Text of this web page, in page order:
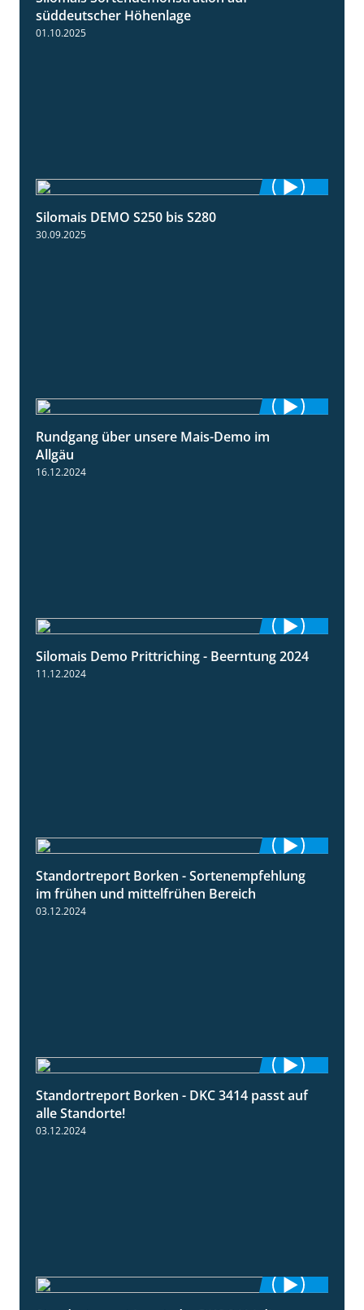
süddeutscher Höhenlage
01.10.2025
Silomais DEMO S250 bis S280
30.09.2025
Rundgang über unsere Mais-Demo im
Allgäu
16.12.2024
12:28
Silomais Demo Prittriching - Beerntung 2024
11.12.2024
7:53
Standortreport Borken - Sortenempfehlung
im frühen und mittelfrühen Bereich
03.12.2024
1:23
Standortreport Borken - DKC 3414 passt auf
alle Standorte!
03.12.2024